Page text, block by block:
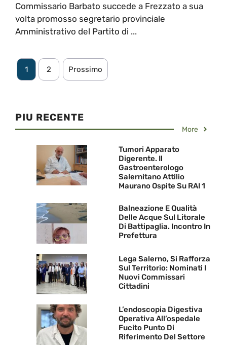
Commissario Barbato succede a Frezzato a sua
volta promosso segretario provinciale
Amministrativo del Partito di ...
1 2 Prossimo
PIU RECENTE
More
Tumori Apparato
Digerente. Il
Gastroenterologo
Salernitano Attilio
Maurano Ospite Su RAI 1
Balneazione E Qualità
Delle Acque Sul Litorale
Di Battipaglia. Incontro In
Prefettura
Lega Salerno, Si Rafforza
Sul Territorio: Nominati I
Nuovi Commissari
Cittadini
L’endoscopia Digestiva
Operativa All’ospedale
Fucito Punto Di
Riferimento Del Settore